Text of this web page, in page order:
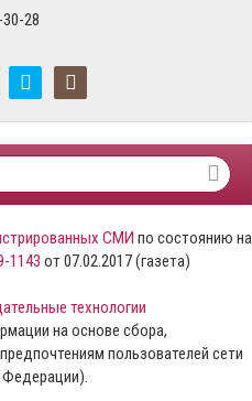
28
СМИ по состоянию на
1143 от 07.02.2017 (газета)
технологии
на основе сбора,
пользователей сети